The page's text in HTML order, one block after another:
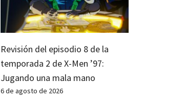
Revisión del episodio 8 de la
temporada 2 de X-Men ’97:
Jugando una mala mano
6 de agosto de 2026